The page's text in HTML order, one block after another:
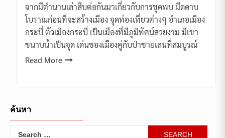
จากมีตํานานเล่าสืบต่อกันมาเกี่ยวกับการขุดพบ มีดดาบ
โบราณก่อนที่จะสร้างเมือง จุดท่องเที่ยวต่างๆ อําเภอเมือง
กระบี่ ตัวเมืองกระบี่ เป็นเมืองที่มีภูมิทัศน์สวยงาม มีเขา
ขนาบน้ำเป็นจุด เด่นของเมืองคู่กับป่าชายเลนที่สมบูรณ์
Read More
ค้นหา
Search